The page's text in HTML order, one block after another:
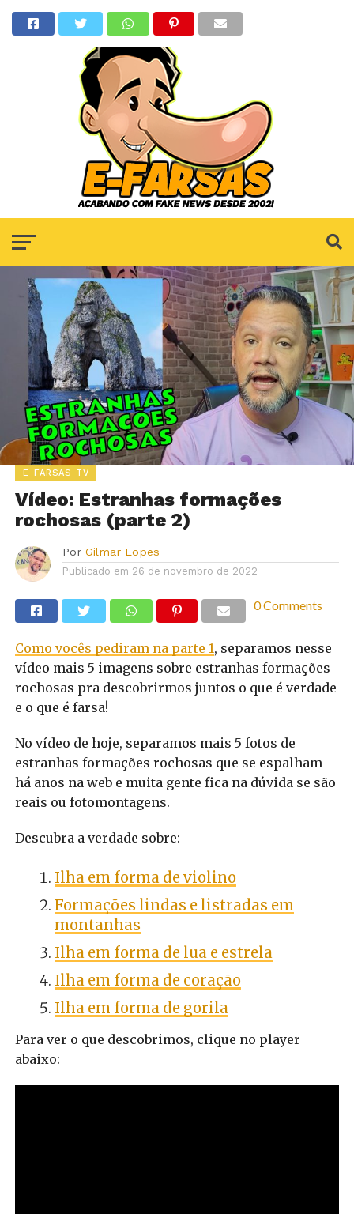
E-FARSAS TV
Vídeo: Estranhas formações
rochosas (parte 2)
Por Gilmar Lopes
Publicado em 26 de novembro de 2022
0 Comments
Como vocês pediram na parte 1, separamos nesse
vídeo mais 5 imagens sobre estranhas formações
rochosas pra descobrirmos juntos o que é verdade
e o que é farsa!
No vídeo de hoje, separamos mais 5 fotos de
estranhas formações rochosas que se espalham
há anos na web e muita gente fica na dúvida se são
reais ou fotomontagens.
Descubra a verdade sobre:
Ilha em forma de violino
Formações lindas e listradas em
montanhas
Ilha em forma de lua e estrela
Ilha em forma de coração
Ilha em forma de gorila
Para ver o que descobrimos, clique no player
abaixo: